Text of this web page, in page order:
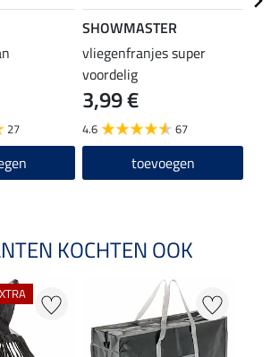
27
SHOWMASTER
vliegenfranjes super
voordelig
3,99 €
4.6 67
toevoegen
KOCHTEN OOK